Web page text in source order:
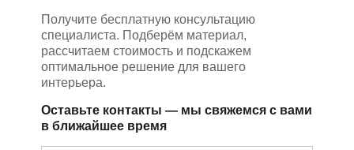
Получите бесплатную консультацию
специалиста. Подберём материал,
рассчитаем стоимость и подскажем
оптимальное решение для вашего
интерьера.
Оставьте контакты — мы свяжемся с вами
в ближайшее время